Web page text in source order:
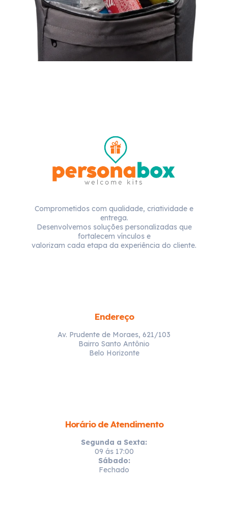
Comprometidos com qualidade, criatividade e
entrega.
Desenvolvemos soluções personalizadas que
fortalecem vínculos e
valorizam cada etapa da experiência do cliente.
Endereço
Av. Prudente de Moraes, 621/103
Bairro Santo Antônio
Belo Horizonte
Horário de Atendimento
Segunda a Sexta:
09 ás 17:00
Sábado:
Fechado